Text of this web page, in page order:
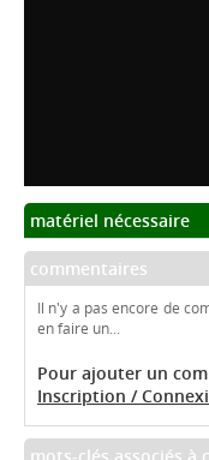
matériel nécessaire
commentaires
Il n'y a pas encore de
en faire un...
Pour ajouter un
Inscription /